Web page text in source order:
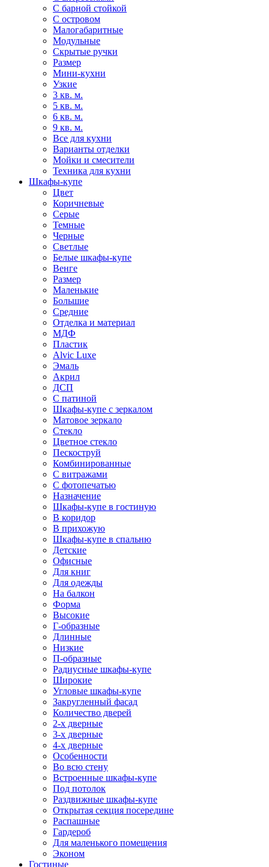
С барной стойкой
С островом
Малогабаритные
Модульные
Скрытые ручки
Размер
Мини-кухни
Узкие
3 кв. м.
5 кв. м.
6 кв. м.
9 кв. м.
Все для кухни
Варианты отделки
Мойки и смесители
Техника для кухни
Шкафы-купе
Цвет
Коричневые
Серые
Темные
Черные
Светлые
Белые шкафы-купе
Венге
Размер
Маленькие
Большие
Средние
Отделка и материал
МДФ
Пластик
Alvic Luxe
Эмаль
Акрил
ДСП
С патиной
Шкафы-купе с зеркалом
Матовое зеркало
Стекло
Цветное стекло
Пескоструй
Комбинированные
С витражами
С фотопечатью
Назначение
Шкафы-купе в гостиную
В коридор
В прихожую
Шкафы-купе в спальню
Детские
Офисные
Для книг
Для одежды
На балкон
Форма
Высокие
Г-образные
Длинные
Низкие
П-образные
Радиусные шкафы-купе
Широкие
Угловые шкафы-купе
Закругленный фасад
Количество дверей
2-х дверные
3-х дверные
4-х дверные
Особенности
Во всю стену
Встроенные шкафы-купе
Под потолок
Раздвижные шкафы-купе
Открытая секция посередине
Распашные
Гардероб
Для маленького помещения
Эконом
Гостиные